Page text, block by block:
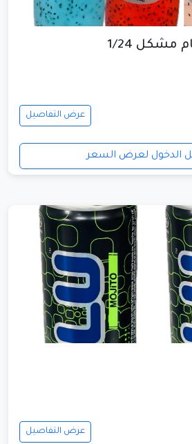
1/24
عرض التفاصيل
الدخول لعرض السعر
عرض التفاصيل